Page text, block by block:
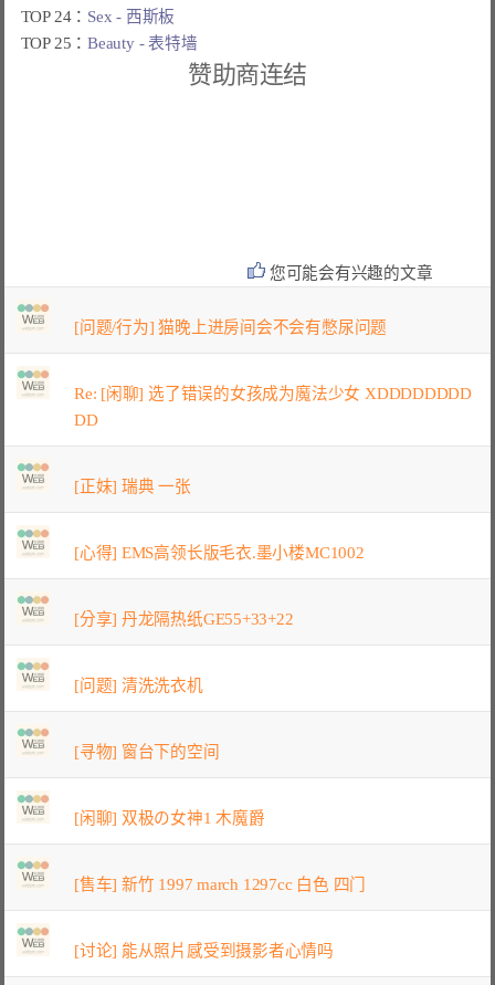
TOP 24： Sex - 西斯板
TOP 25：Beauty - 表特墙
赞助商连结
您可能会有兴趣的文章
[问题/行为] 猫晚上进房间会不会有憋尿问题
Re: [闲聊] 选了错误的女孩成为魔法少女 XDDDDDDDD
DD
[正妹] 瑞典 一张
[心得] EMS高领长版毛衣.墨小楼MC1002
[分享] 丹龙隔热纸GE55+33+22
[问题] 清洗洗衣机
[寻物] 窗台下的空间
[闲聊] 双极の女神1 木魔爵
[售车] 新竹 1997 march 1297cc 白色 四门
[讨论] 能从照片感受到摄影者心情吗